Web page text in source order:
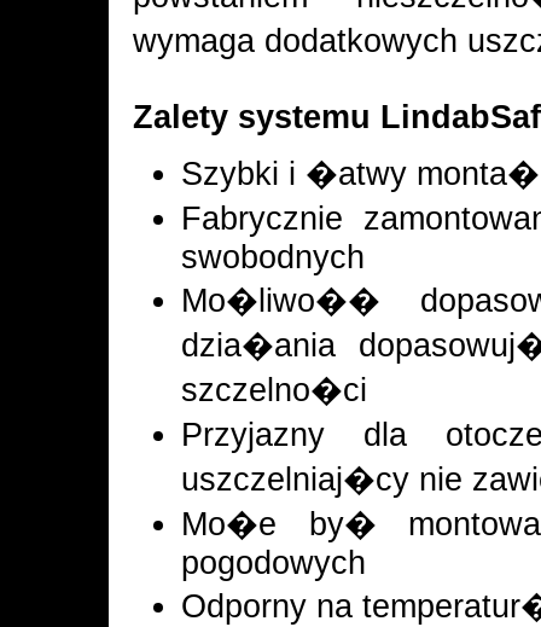
wymaga dodatkowych
Zalety systemu
Szybki i �atwy monta�
Fabrycznie
swobodnych
Mo�liwo��
dzia�ania
szczelno�ci
Przyjazny dla
uszczelniaj�cy nie
Mo�e by�
pogodowych
Odporny na